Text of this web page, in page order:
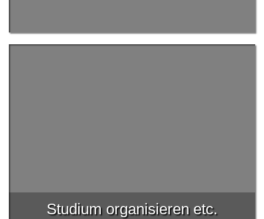
Studium organisieren etc.